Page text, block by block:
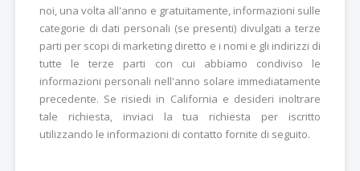
noi, una volta all'anno e gratuitamente, informazioni sulle
categorie di dati personali (se presenti) divulgati a terze
parti per scopi di marketing diretto e i nomi e gli indirizzi di
tutte le terze parti con cui abbiamo condiviso le
informazioni personali nell'anno solare immediatamente
precedente. Se risiedi in California e desideri inoltrare
tale richiesta, inviaci la tua richiesta per iscritto
utilizzando le informazioni di contatto fornite di seguito.